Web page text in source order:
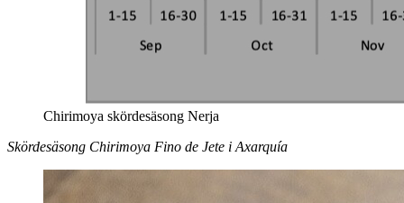
Chirimoya skördesäsong Nerja
Skördesäsong Chirimoya Fino de Jete i Axarquía